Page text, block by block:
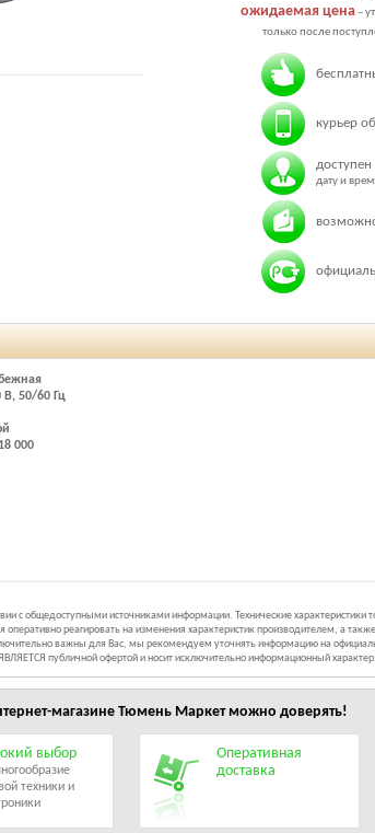
ожидаемая цена–
только после
курьер
дату и
В, 50/60 Гц
000
с общедоступными источниками информации. Технические
реагировать на изменения характеристик производителем, а
важны для Вас, мы рекомендуем уточнять информацию на
публичной офертой и носит исключительно информационный характер.
магазине Тюмень Маркетможно доверять!
выбор
техники и
Оперативная
доставка